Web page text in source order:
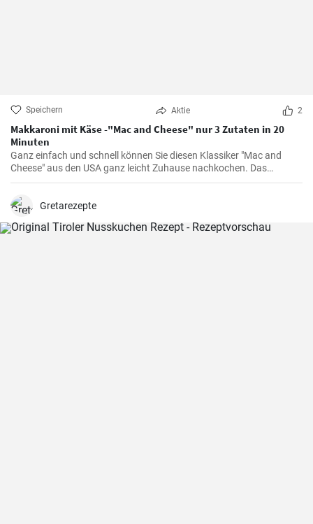
Speichern Aktie 2
Makkaroni mit Käse -"Mac and Cheese" nur 3 Zutaten in 20
Minuten
Ganz einfach und schnell können Sie diesen Klassiker "Mac and
Cheese" aus den USA ganz leicht Zuhause nachkochen. Das
cremige sättigende Pasta Gericht wird der ganzen Familie
gezaubert !Gretarezepte